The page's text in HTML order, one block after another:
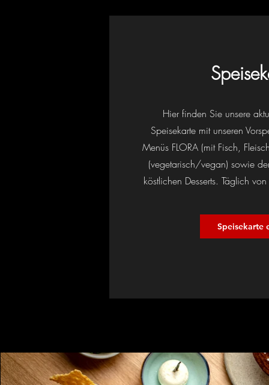
Hier finden Sie unsere
Speisekarte mit unseren
Menüs FLORA (mit Fisch,
(vegetarisch/vegan) sowie
köstlichen Desserts.Täglich
Speisekarte